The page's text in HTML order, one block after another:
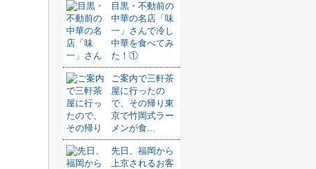
目黒・不動前の
中華の名店「味
一」さんで冷し
中華を食べてみ
た！①
ご案内で三軒茶
屋に行ったの
で、その帰り東
京で竹岡式ラー
メンが食...
先日、福岡から
上京されるお客